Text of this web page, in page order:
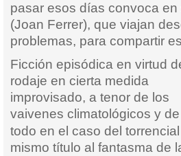
pasar esos días convoca
(Joan Ferrer), que viajan
problemas, para compartir
Ficción episódica en virtud
rodaje en cierta medida
improvisado, a tenor de los
vaivenes climatológicos y
todo en el caso del
mismo título al fantasma de